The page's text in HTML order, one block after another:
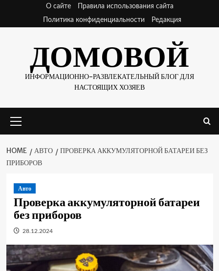
content
О сайте
Правила использования сайта
Политика конфиденциальности
Редакция
ДОМОВОЙ
ИНФОРМАЦИОННО-РАЗВЛЕКАТЕЛЬНЫЙ БЛОГ ДЛЯ
НАСТОЯЩИХ ХОЗЯЕВ
Menu
HOME АВТО
ПРОВЕРКА АККУМУЛЯТОРНОЙ БАТАРЕИ БЕЗ
ПРИБОРОВ
Авто
Проверка аккумуляторной батареи
без приборов
28.12.2024